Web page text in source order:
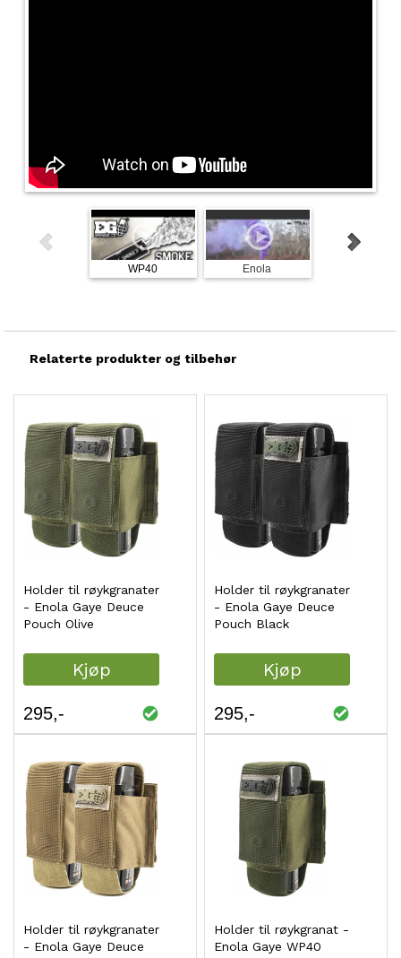
WP40 Enola
Relaterte produkter og tilbehør
Holder til røykgranater
- Enola Gaye Deuce
Pouch Olive
Kjøp
295
Holder til røykgranater
- Enola Gaye Deuce
Pouch Black
Kjøp
295
Holder til røykgranater
- Enola Gaye Deuce
Holder til røykgranat -
Enola Gaye WP40